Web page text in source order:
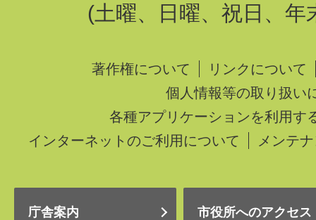
(土曜、日曜、祝日、年
著作権について
リンクについて
個人情報等の取り扱い
各種アプリケーションを利用す
インターネットのご利用について
メンテ
庁舎案内 市役所へのアクセス